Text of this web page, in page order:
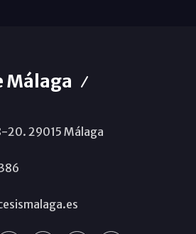
Málaga
20. 29015 Málaga